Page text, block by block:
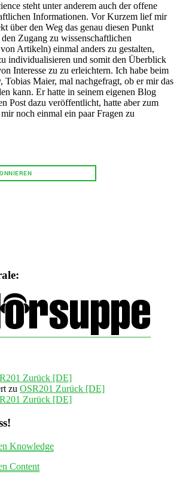
steht unter anderem auch der offene
Informationen. Vor Kurzem lief mir
über den Weg das genau diesen Punkt
Zugang zu wissenschaftlichen
Artikeln) einmal anders zu gestalten,
individualisieren und somit den Überblick
Interesse zu zu erleichtern. Ich habe beim
Tobias Maier, mal nachgefragt, ob er mir das
kann. Er hatte in seinem eigenen Blog
Post dazu veröffentlicht, hatte aber zum
noch einmal ein paar Fragen zu
Zurück [DE]
zu OSR201 Zurück [DE]
Zurück [DE]